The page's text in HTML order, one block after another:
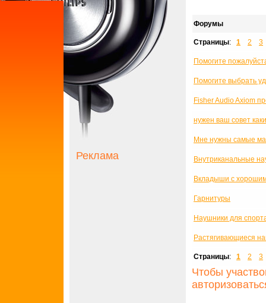
Реклама
Форумы
Страницы: 1 2 3
Помогите
Помогите выбрать
Fisher Audio Axiom
нужен ваш совет
Мне нужны самые
Внутриканальные
Вкладыши с
Гарнитуры
Наушники для
Растягивающиеся
Страницы: 1 2 3
Чтобы